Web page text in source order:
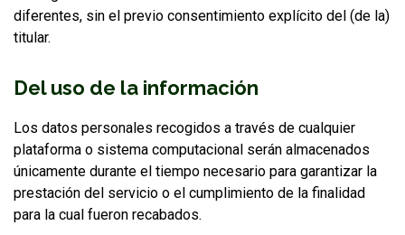
diferentes, sin el previo consentimiento explícito del (de la)
titular.
Del uso de la información
Los datos personales recogidos a través de cualquier
plataforma o sistema computacional serán almacenados
únicamente durante el tiempo necesario para garantizar la
prestación del servicio o el cumplimiento de la finalidad
para la cual fueron recabados.